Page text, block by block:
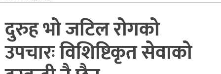
अन्तर्वार्ता
विचार
ब्लग
फर्मा
दुरुह भो जटिल रोगको
उपचारः विशिष्टिकृत सेवाको